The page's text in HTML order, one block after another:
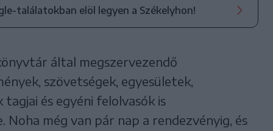
találatokban elöl legyen a Székelyhon!
által megszervezendő
szövetségek, egyesületek,
és egyéni felolvasók is
Noha még van pár nap a rendezvényig, és